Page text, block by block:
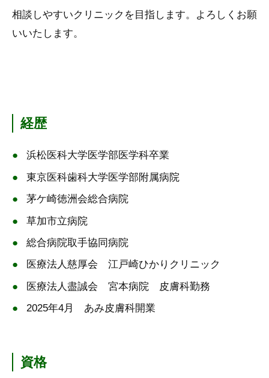
相談しやすいクリニックを目指します。よろしくお願
いいたします。
経歴
浜松医科大学医学部医学科卒業
東京医科歯科大学医学部附属病院
茅ケ崎徳洲会総合病院
草加市立病院
総合病院取手協同病院
医療法人慈厚会 江戸崎ひかりクリニック
医療法人盡誠会 宮本病院 皮膚科勤務
2025年4月 あみ皮膚科開業
資格